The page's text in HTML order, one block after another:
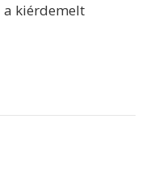
a kiérdemelt